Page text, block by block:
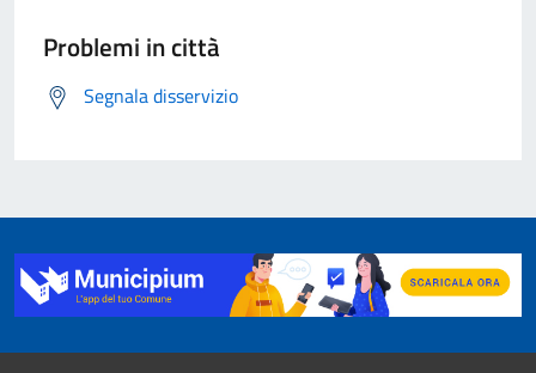
Problemi in città
Segnala disservizio